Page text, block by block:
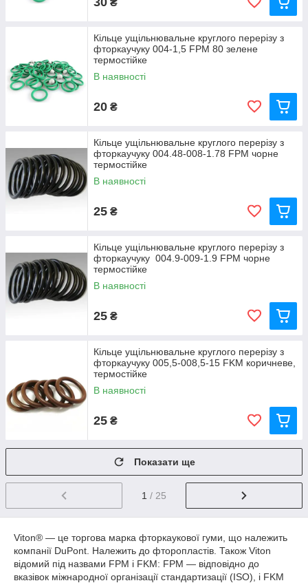
Кільце ущільнювальне круглого перерізу з
фторкаучуку 004-1,5 FРM 80 зелене
термостійке
В наявності
20 ₴
Кільце ущільнювальне круглого перерізу з
фторкаучуку 004.48-008-1.78 FРM чорне
термостійке
В наявності
25 ₴
Кільце ущільнювальне круглого перерізу з
фторкаучуку 004.9-009-1.9 FРM чорне
термостійке
В наявності
25 ₴
Кільце ущільнювальне круглого перерізу з
фторкаучуку 005,5-008,5-15 FKM коричневе,
термостійке
В наявності
25 ₴
Показати ще
1 / 25
Viton® — це торгова марка фторкаукової гуми, що належить
компанії DuPont. Належить до фторопластів. Також Viton
відомий під назвами FPM і FKM: FPM — відповідно до
вказівок міжнародної організації стандартизації (ISO), і FKM